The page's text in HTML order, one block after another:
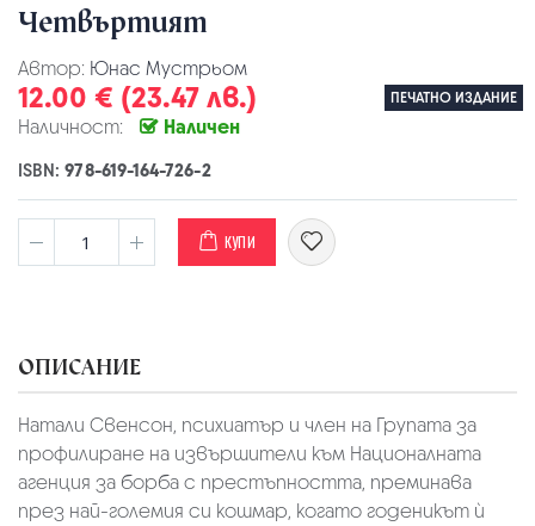
Четвъртият
Автор: Юнас Мустрьом
12.00 € (23.47 лв.) ПЕЧАТНО ИЗДАНИЕ
Наличност: Наличен
ISBN:978-619-164-726-2
КУПИ
ОПИСАНИЕ
Натали Свенсон, психиатър и член на Групата за
профилиране на извършители към Националната
агенция за борба с престъпността, преминава
през най-големия си кошмар, когато годеникът ѝ